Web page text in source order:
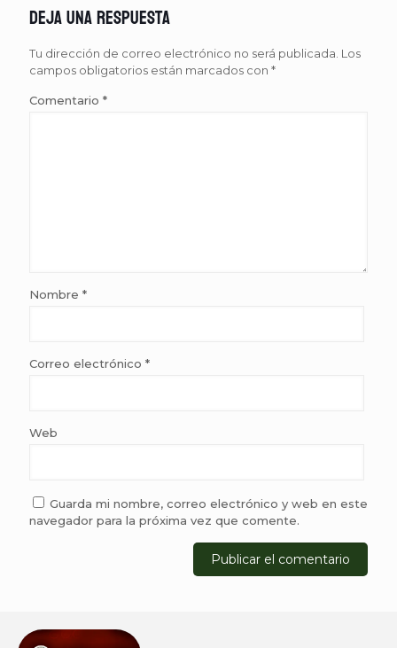
Deja una respuesta
Tu dirección de correo electrónico no será publicada. Los
campos obligatorios están marcados con *
Comentario *
Nombre *
Correo electrónico *
Web
Guarda mi nombre, correo electrónico y web en este
navegador para la próxima vez que comente.